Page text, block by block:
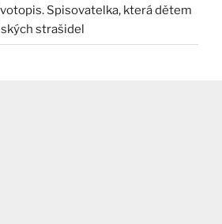
Spisovatelka, která dětem
strašidel